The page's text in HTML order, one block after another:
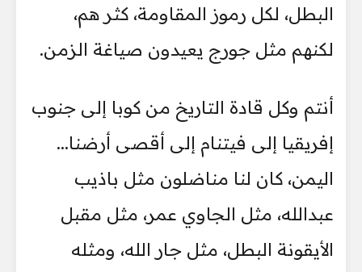
البطل، لكل رموز المقاومة، كثر هم،
لكنهم مثل جورج يعيدون صياغة الزمن.
أنتم وكل قادة التاريخ من كوبا إلى جنوب
إفريقيا إلى فيتنام إلى أقصى أرضنا...
اليمن، كان لنا مناضلون مثل باذيب
عبدالله، مثل الجاوي عمر، مثل مقبل
الأيقونة البطل، مثل جار الله، ومثله